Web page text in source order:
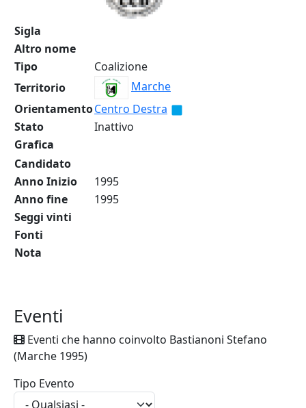
Sigla
Altro nome
Tipo
Coalizione
Territorio
Marche
OrientamentoCentro Destra
Stato
Inattivo
Grafica
Candidato
Anno Inizio
1995
Anno fine
1995
Seggi vinti
Fonti
Nota
Eventi
Eventi che hanno coinvolto Bastianoni Stefano
(Marche 1995)
Tipo Evento